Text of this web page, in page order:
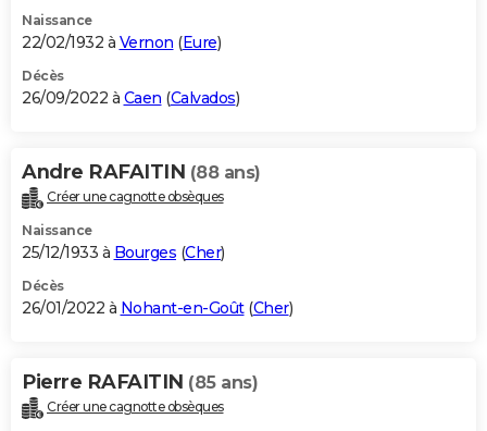
Naissance
22/02/1932 à Vernon (Eure)
Décès
26/09/2022 à Caen (Calvados)
Andre RAFAITIN (88 ans)
Créer une cagnotte obsèques
Naissance
25/12/1933 à Bourges (Cher)
Décès
26/01/2022 à Nohant-en-Goût(Cher)
Pierre RAFAITIN (85 ans)
Créer une cagnotte obsèques